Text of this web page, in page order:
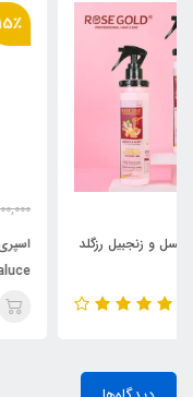
15٪
تومان
اسپری نرم کننده مونالوسی